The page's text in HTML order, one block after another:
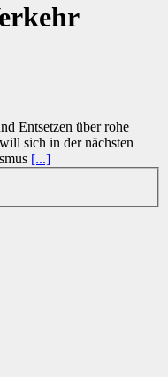
Entsetzen über rohe
sich in der nächsten
[...]